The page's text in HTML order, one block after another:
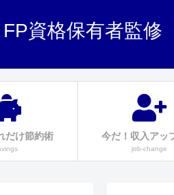
資格保有者監修
だけ節約術 今だ！収入アッ
job-change